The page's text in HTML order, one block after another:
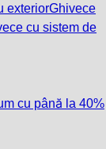
exteriorGhivece
cu sistem de
cu până la 40%